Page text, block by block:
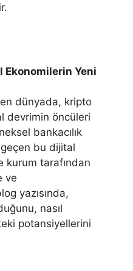
Ekonomilerin Yeni
dünyada, kripto
devrimin öncüleri
bankacılık
bu dijital
kurum tarafından
ve
yazısında,
nasıl
potansiyellerini